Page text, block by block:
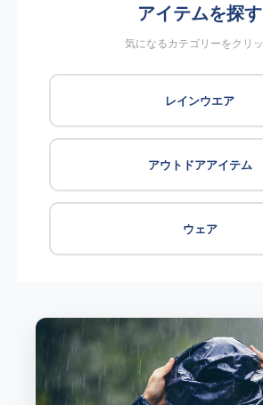
アイテムを探す
気になるカテゴリーをクリ
レインウエア
アウトドアアイテム
ウェア